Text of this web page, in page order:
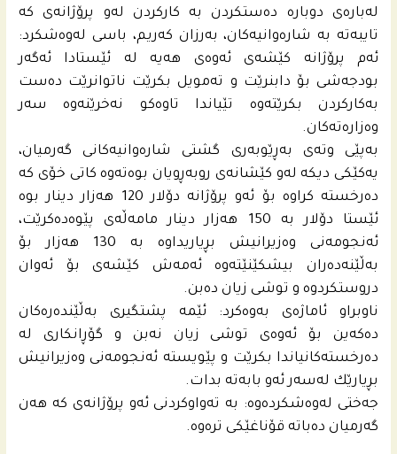
له‌باره‌ى دوباره‌ ده‌ستكردن به‌ كاركردن له‌و پرۆژانه‌ى كه‌
تایبه‌ته‌ به‌ شاره‌وانیه‌كان، به‌رزان كه‌ریم، باسى له‌وه‌شكرد:
ئه‌م پرۆژانه‌ كێشه‌ى ئه‌وه‌ى هه‌یه‌ له‌ ئێستادا ئه‌گه‌ر
بودجه‌شى بۆ دابنرێت و ته‌مویل بكرێت ناتوانرێت ده‌ست
به‌كاركردن بكرێته‌وه‌ تێیاندا تاوه‌كو نه‌خرێنه‌وه‌ سه‌ر
وه‌زاره‌ته‌كان.
به‌پێى وته‌ى به‌ڕێوبه‌رى گشتى شاره‌وانیه‌كانى گه‌رمیان،
یه‌كێكى دیكه‌ له‌و كێشانه‌ى روبه‌ڕویان بوه‌ته‌وه‌ كاتى خۆى كه‌
ده‌رخسته‌ كراوه‌ بۆ ئه‌و پرۆژانه‌ دۆلار 120 هه‌زار دینار بوه‌
ئێستا دۆلار به‌ 150 هه‌زار دینار مامه‌ڵه‌ى پێوه‌ده‌كرێت،
ئه‌نجومه‌نى وه‌زیرانیش بڕیاریداوه‌ به‌ 130 هه‌زار بۆ
به‌ڵێنه‌ده‌ران بیشكێنێته‌وه‌ ئه‌مه‌ش كێشه‌ى بۆ ئه‌وان
دروستكردوه‌ و توشى زیان ده‌بن.
ناوبراو ئاماژه‌ى به‌وه‌كرد: ئێمه‌ پشتگیرى به‌ڵێنده‌ره‌كان
ده‌كه‌ین بۆ ئه‌وه‌ى توشى زیان نه‌بن و گۆڕانكارى له‌
ده‌رخسته‌كانیاندا بكرێت و پێویسته‌ ئه‌نجومه‌نى وه‌زیرانیش
بڕیارێك له‌سه‌ر ئه‌و بابه‌ته‌ بدات.
جه‌ختى له‌وه‌شكرده‌وه‌: به‌ ته‌واوكردنى ئه‌و پرۆژانه‌ى كه‌ هه‌ن
گه‌رمیان ده‌باته‌ قۆناغێكى تره‌وه‌.